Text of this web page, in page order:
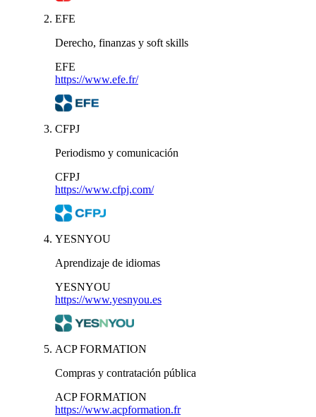
EFE
Derecho, finanzas y soft skills
EFE
https://www.efe.fr/
CFPJ
Periodismo y comunicación
CFPJ
https://www.cfpj.com/
YESNYOU
Aprendizaje de idiomas
YESNYOU
https://www.yesnyou.es
ACP FORMATION
Compras y contratación pública
ACP FORMATION
https://www.acpformation.fr